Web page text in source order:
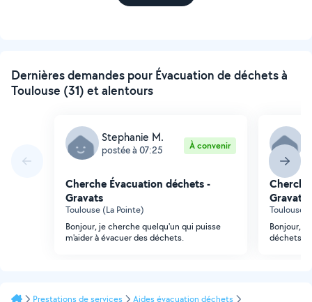
Dernières demandes pour Évacuation de déchets à
Toulouse (31) et alentours
Stephanie M.
postée à 07:25 À convenir
Cherche Évacuation déchets -
Gravats
Toulouse (La Pointe)
Bonjour, je cherche quelqu'un qui puisse
m'aider à évacuer des déchets.
Gravats
Toulouse
Bonjour,
déchets
Prestations de services
Aides évacuation déchets